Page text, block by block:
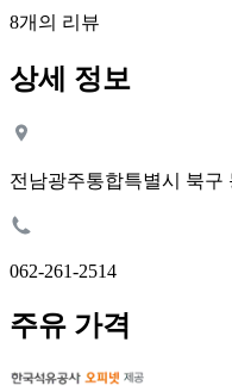
8개의 리뷰
상세 정보
전남광주통합특별시 북구
062-261-2514
주유 가격